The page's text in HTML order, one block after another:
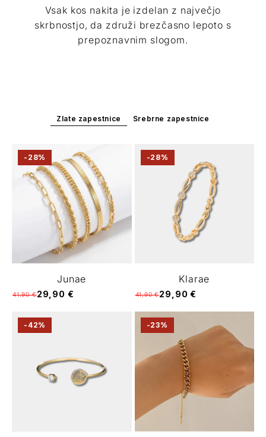
Vsak kos nakita je izdelan z največjo
skrbnostjo, da združi brezčasno lepoto s
prepoznavnim slogom.
Zlate zapestnice Srebrne zapestnice
-28%
Junae
41,90 €29,90 €
-28%
Klarae
41,90 €29,90 €
-42% -23%